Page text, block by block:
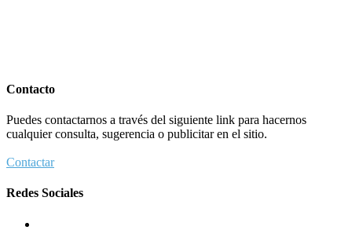
Contacto
Puedes contactarnos a través del siguiente link para hacernos
cualquier consulta, sugerencia o publicitar en el sitio.
Contactar
Redes Sociales